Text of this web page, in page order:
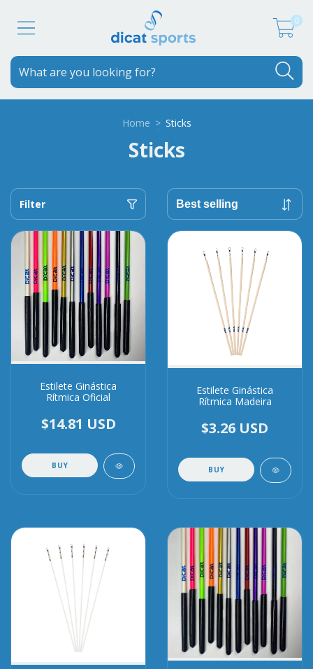
0
Home > Sticks
Sticks
Filter
Estilete Ginástica
Rítmica Oficial
$14.81 USD
Estilete Ginástica
Rítmica Madeira
$3.26 USD